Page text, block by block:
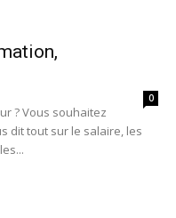
0
? Vous souhaitez
dit tout sur le salaire, les